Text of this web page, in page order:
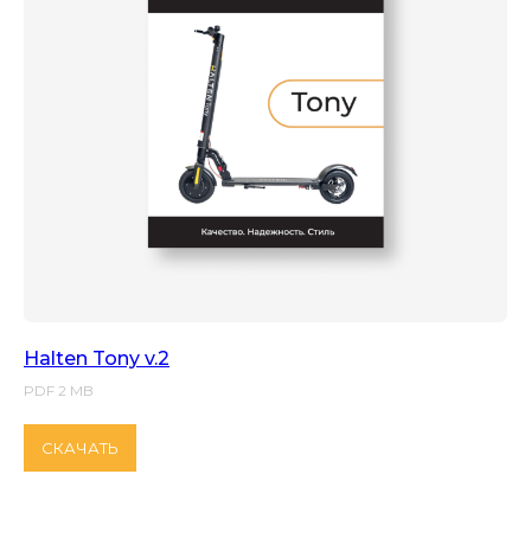
Halten Tony v.2
PDF 2 MB
СКАЧАТЬ